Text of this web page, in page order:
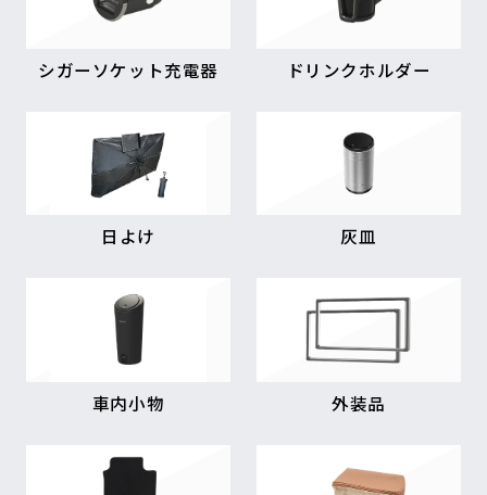
シガーソケット充電器 ドリンクホルダー
日よけ 灰皿
車内小物 外装品